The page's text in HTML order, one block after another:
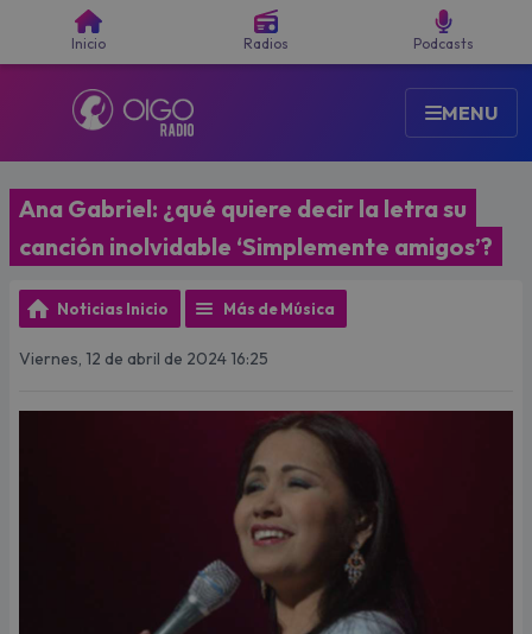
Inicio Radios Podcasts
MENU
Ana Gabriel: ¿qué quiere decir la letra su
canción inolvidable ‘Simplemente amigos’?
Noticias Inicio Más de Música
Viernes, 12 de abril de 2024 16:25